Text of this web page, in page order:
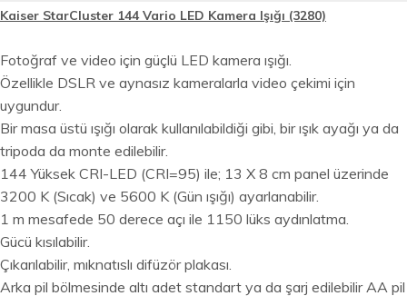
Kaiser StarCluster 144 Vario LED Kamera Işığı (3280)
Fotoğraf ve video için güçlü LED kamera ışığı.
Özellikle DSLR ve aynasız kameralarla video çekimi için
uygundur.
Bir masa üstü ışığı olarak kullanılabildiği gibi, bir ışık ayağı ya da
tripoda da monte edilebilir.
144 Yüksek CRI-LED (CRI=95) ile; 13 X 8 cm panel üzerinde
3200 K (Sıcak) ve 5600 K (Gün ışığı) ayarlanabilir.
1 m mesafede 50 derece açı ile 1150 lüks aydınlatma.
Gücü kısılabilir.
Çıkarılabilir, mıknatıslı difüzör plakası.
Arka pil bölmesinde altı adet standart ya da şarj edilebilir AA pil